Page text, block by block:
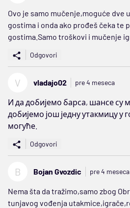
Ovo je samo mučenje,moguće dve
gostima i onda ako prođeš čeka te
gostima.Samo troškovi i mučenje
Odgovori
V vladajo02 pre 4 meseca
И да добијемо барса, шансе су
добијемо још једну утакмицу у
могуће.
Odgovori
B Bojan Gvozdic pre 4 meseca
Nema šta da tražimo,samo zbog
tunjavog vođenja